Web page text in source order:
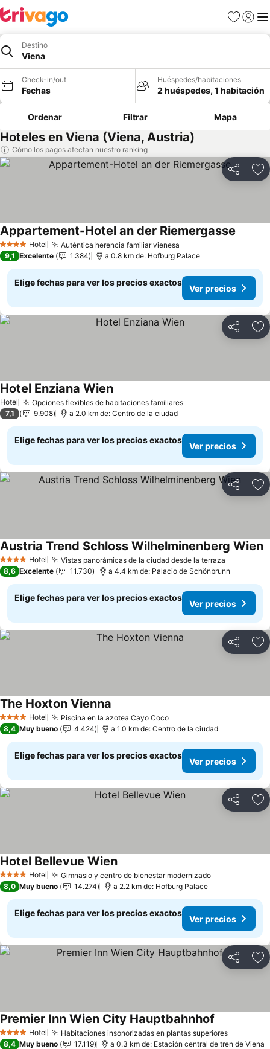
Favoritos
Iniciar
Destino
Viena
Check-in/out
Fechas
Huéspedes/habitaciones
2 huéspedes, 1 habitación
Ordenar Filtrar Mapa
Hoteles en Viena (Viena, Austria)
Cómo los pagos afectan nuestro ranking
Compartir
4 EstrellasHotel Auténtica herencia familiar vienesa
Appartement-Hotel an der Riemergasse
9,1 Excelente 1.384 a 0.8 km de: Hofburg Palace
Elige fechas para ver los precios exactos
Ver precios
Compartir
Hotel Opciones flexibles de habitaciones familiaresVer precios
Hotel Enziana WienVer precios
7,1 9.908 a 2.0 km de: Centro de la ciudad
Elige fechas para ver los precios exactos
Ver precios
Compartir
4 EstrellasHotel Vistas panorámicas de la ciudad desde la terraza
Austria Trend Schloss Wilhelminenberg Wien
8,6 Excelente 11.730 a 4.4 km de: Palacio de Schönbrunn
Elige fechas para ver los precios exactos
Ver precios
Compartir
4 EstrellasHotel Piscina en la azotea Cayo CocoVer precios
The Hoxton Vienna
8,4 Muy bueno 4.424 a 1.0 km de: Centro de la ciudad
Elige fechas para ver los precios exactos
Ver precios
Compartir
4 EstrellasHotel Gimnasio y centro de bienestar modernizadoVer precios
Hotel Bellevue WienVer precios
8,0 Muy bueno 14.274 a 2.2 km de: Hofburg Palace
Elige fechas para ver los precios exactos
Ver precios
Compartir
4 EstrellasHotel Habitaciones insonorizadas en plantas superioresVer
Premier Inn Wien City Hauptbahnhof
8,4 Muy bueno 17.119 a 0.3 km de: Estación central de tren de Viena